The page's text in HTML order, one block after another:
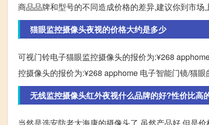
商品品牌和型号的不同造成价格的差异,建议你到市场
猫眼监控摄像头夜视的价格大约是多少
可视门铃电子猫眼监控摄像头的报价为:¥268
控摄像头的报价为:¥268 apphome 电子智能门镜/猫
无线监控摄像头红外夜视什么品牌的好?性价比高